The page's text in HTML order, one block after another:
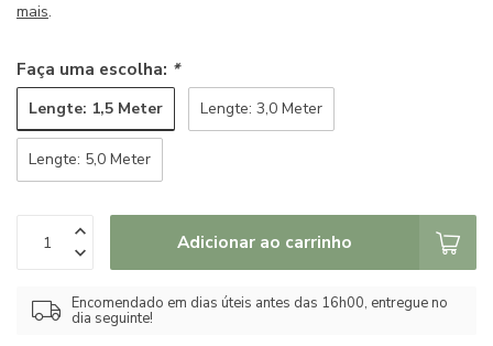
mais.
Faça uma escolha: *
Lengte: 1,5 Meter Lengte: 3,0 Meter
Lengte: 5,0 Meter
Adicionar ao carrinho
Encomendado em dias úteis antes das 16h00, entregue no
dia seguinte!